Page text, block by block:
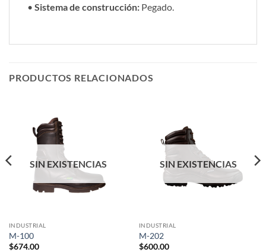
• Sistema de construcción: Pegado.
PRODUCTOS RELACIONADOS
SIN EXISTENCIAS
INDUSTRIAL
M-100
$674.00
SIN EXISTENCIAS
INDUSTRIAL
M-202
$600.00